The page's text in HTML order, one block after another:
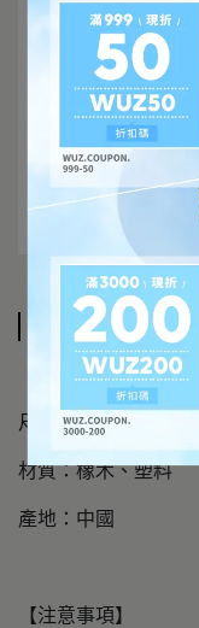
規格說明
【商品規格】
尺寸：直徑35 cm
材質：橡木、塑料
產地：中國
【注意事項】